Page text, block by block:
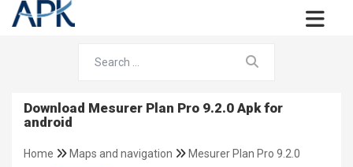
Download Mesurer Plan Pro 9.2.0 Apk for
android
Home Maps and navigation Mesurer Plan Pro 9.2.0